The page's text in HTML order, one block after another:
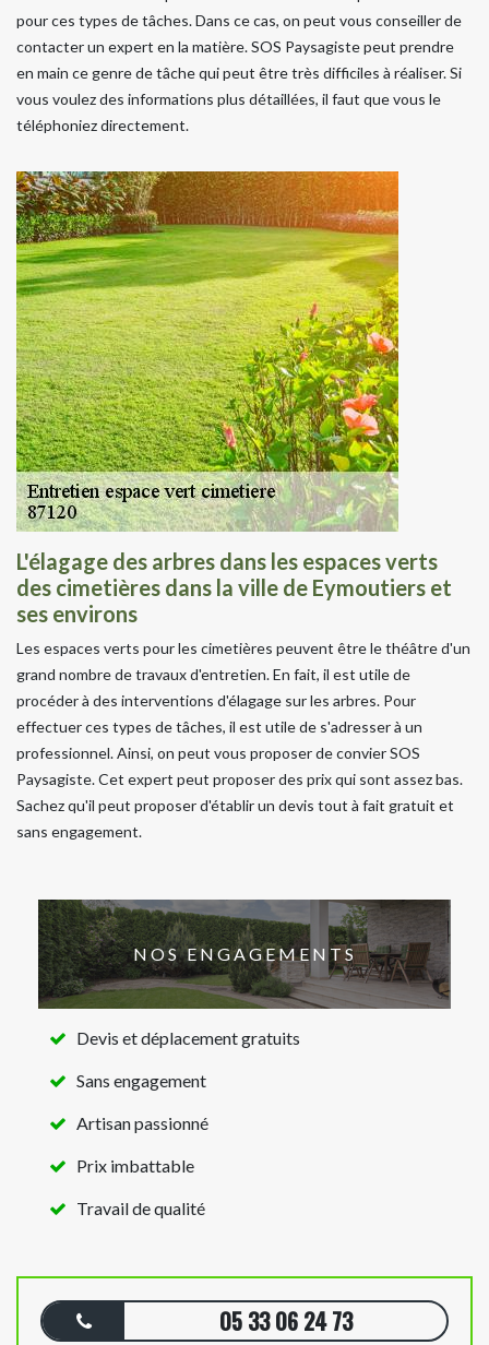
pour ces types de tâches. Dans ce cas, on peut vous conseiller de
contacter un expert en la matière. SOS Paysagiste peut prendre
en main ce genre de tâche qui peut être très difficiles à réaliser. Si
vous voulez des informations plus détaillées, il faut que vous le
téléphoniez directement.
L'élagage des arbres dans les espaces verts
des cimetières dans la ville de Eymoutiers et
ses environs
Les espaces verts pour les cimetières peuvent être le théâtre d'un
grand nombre de travaux d'entretien. En fait, il est utile de
procéder à des interventions d'élagage sur les arbres. Pour
effectuer ces types de tâches, il est utile de s'adresser à un
professionnel. Ainsi, on peut vous proposer de convier SOS
Paysagiste. Cet expert peut proposer des prix qui sont assez bas.
Sachez qu'il peut proposer d'établir un devis tout à fait gratuit et
sans engagement.
NOS ENGAGEMENTS
Devis et déplacement gratuits
Sans engagement
Artisan passionné
Prix imbattable
Travail de qualité
05 33 06 24 73